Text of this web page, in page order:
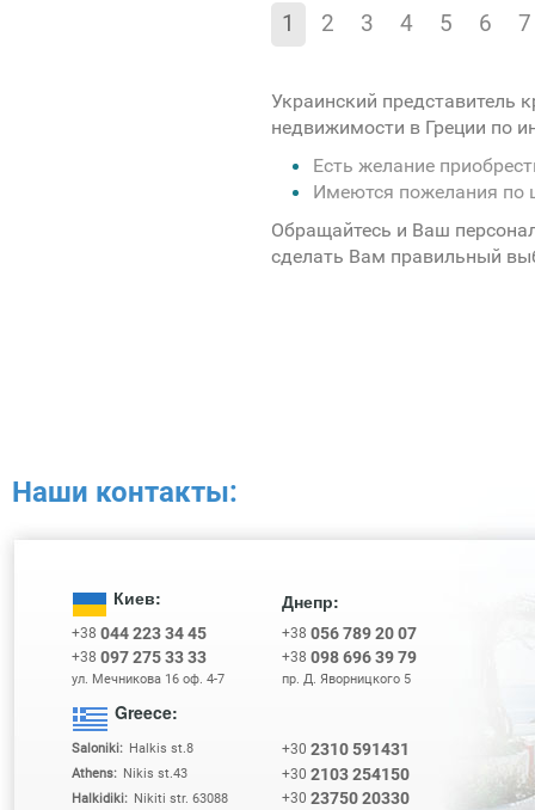
1 2 3 4 5 6 7
Украинский представитель
недвижимости в Греции по
Есть желание
Имеются пожелания по
Обращайтесь и Ваш
сделать Вам правильный
Наши контакты:
Киев: Днепр:
+38 044 223 34 45 +38 056 789 20 07
+38 097 275 33 33 +38 098 696 39 79
ул. Мечникова 16 оф. 4-7 пр. Д. Яворницкого 5
Greece:
Saloniki: Halkis st.8 +30 2310 591431
Athens: Nikis st.43 +30 2103 254150
Halkidiki: Nikiti str. 63088 +30 23750 20330